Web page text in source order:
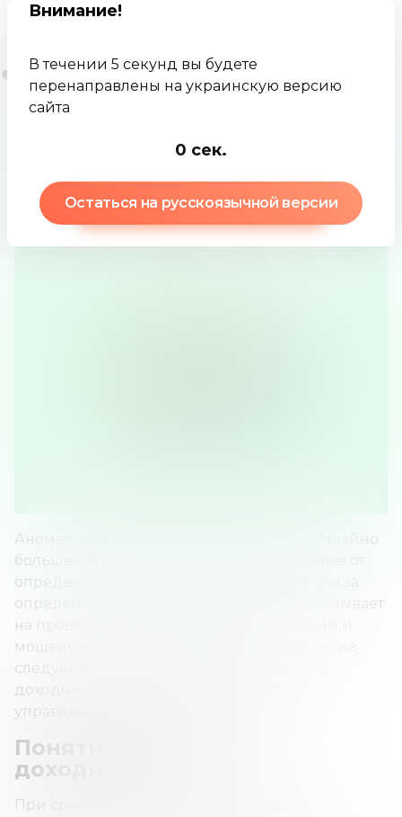
Внимание!
В течении 5 секунд вы будете
перенаправлены на украинскую версию
сайта
0 сек.
Остаться на русскоязычной версии
Аномальная доходность
Аномальная доходность (AR) – это чрезвычайно
большая прибыль или убытки, полученные от
определенной инвестиции или портфеля за
определенный период времени. Она указывает
на проведение незаконных манипуляций и
мошенничество. Аномальную доходность не
следует путать с альфой или избыточной
доходностью, полученной от активно
управляемых инвестиций.
Понятие аномальной
доходности
При сравнении с общим рынком или